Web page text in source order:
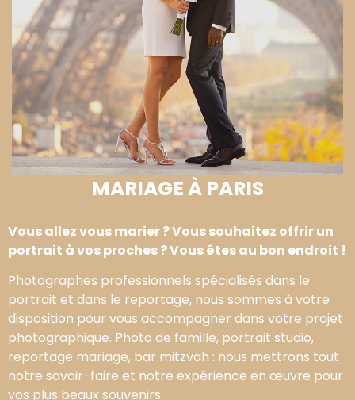
MARIAGE À PARIS
Vous allez vous marier ? Vous souhaitez offrir un
portrait à vos proches ? Vous êtes au bon endroit !
Photographes professionnels spécialisés dans le
portrait et dans le reportage, nous sommes à votre
disposition pour vous accompagner dans votre projet
photographique. Photo de famille, portrait studio,
reportage mariage, bar mitzvah : nous mettrons tout
notre savoir-faire et notre expérience en œuvre pour
vos plus beaux souvenirs.